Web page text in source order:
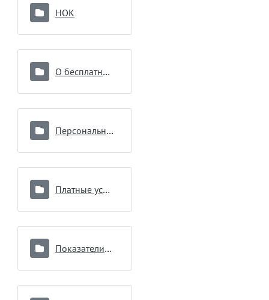
НОК
О бесплатной медицинской помощи
Персональные данные
Платные услуги
Показатели работы